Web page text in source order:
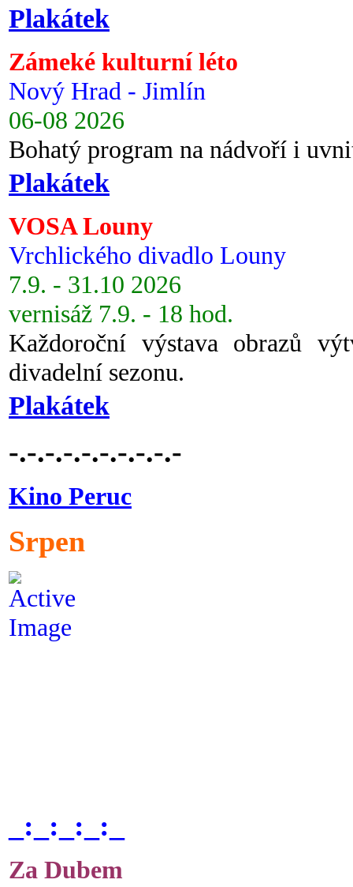
Plakátek
Zámeké kulturní léto
Nový Hrad - Jimlín
06-08 2026
Bohatý program na nádvoří i
Plakátek
VOSA Louny
Vrchlického divadlo Louny
7.9. - 31.10 2026
vernisáž 7.9. - 18 hod.
Každoroční výstava obrazů
divadelní sezonu.
Plakátek
-.-.-.-.-.-.-.-.-.-
Kino Peruc
Srpen
_:_:_:_:_
Za Dubem